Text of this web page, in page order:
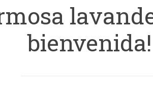
bienvenida!